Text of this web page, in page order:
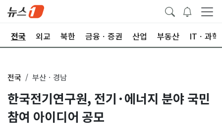
전국 외교 북한 금융ㆍ증권 산업 부동산 ITㆍ과학
전국 부산ㆍ경남
한국전기연구원, 전기·에너지 분야 국민
참여 아이디어 공모